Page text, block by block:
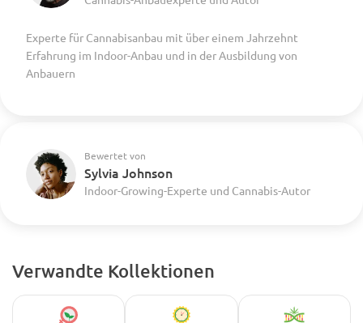
Experte für Cannabisanbau mit über einem Jahrzehnt
Erfahrung im Indoor-Anbau und in der Ausbildung von
Anbauern
Bewertet von
Sylvia Johnson
Indoor-Growing-Experte und Cannabis-Autor
Verwandte Kollektionen